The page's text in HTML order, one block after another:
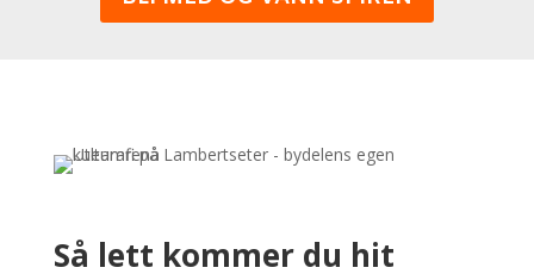
Så lett kommer du hit